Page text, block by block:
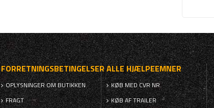
FORRETNINGSBETINGELSER
OPLYSNINGER OM BUTIKKEN
FRAGT
ALLE HJÆLPEEMNER
KØB MED CVR NR.
KØB AF TRAILER